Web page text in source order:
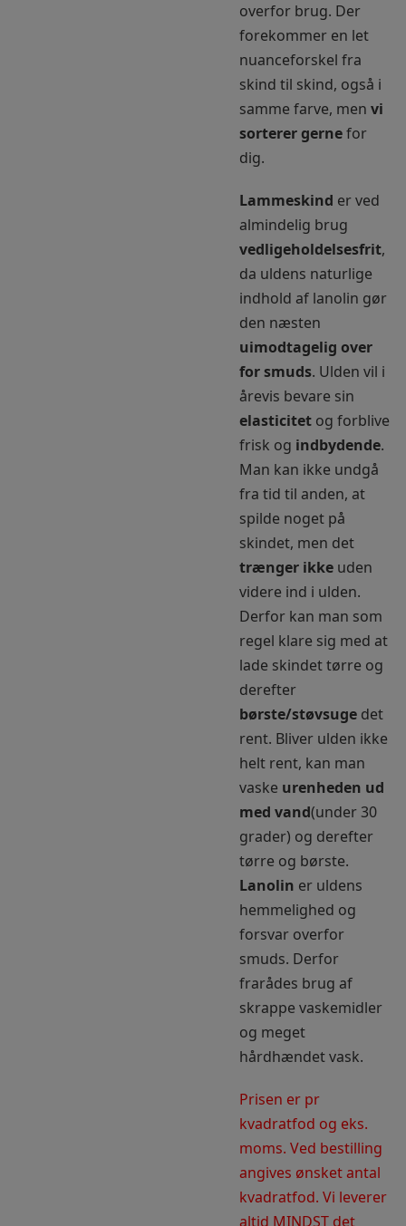
overfor brug. Der
forekommer en let
nuanceforskel fra
skind til skind, også i
samme farve, men vi
sorterer gernefor
dig.
Lammeskind er ved
almindelig brug
vedligeholdelsesfrit,
da uldens naturlige
indhold af lanolin gør
den næsten
uimodtagelig over
for smuds. Ulden vil i
årevis bevare sin
elasticitet og forblive
frisk og indbydende.
Man kan ikke undgå
fra tid til anden, at
spilde noget på
skindet, men det
trænger ikke uden
videre ind i ulden.
Derfor kan man som
regel klare sig med at
lade skindet tørre og
derefter
børste/støvsuge det
rent. Bliver ulden ikke
helt rent, kan man
vaske urenheden ud
med vand(under 30
grader) og derefter
tørre og børste.
Lanolin er uldens
hemmelighed og
forsvar overfor
smuds. Derfor
frarådes brug af
skrappe vaskemidler
og meget
hårdhændet vask.
Prisen er pr
kvadratfod og eks.
moms. Ved bestilling
angives ønsket antal
kvadratfod. Vi leverer
altid MINDST det